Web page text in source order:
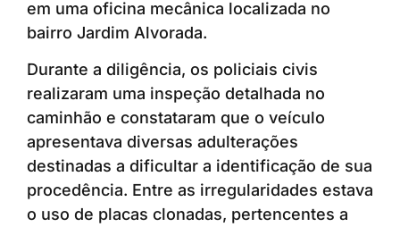
em uma oficina mecânica localizada no
bairro Jardim Alvorada.
Durante a diligência, os policiais civis
realizaram uma inspeção detalhada no
caminhão e constataram que o veículo
apresentava diversas adulterações
destinadas a dificultar a identificação de sua
procedência. Entre as irregularidades estava
o uso de placas clonadas, pertencentes a